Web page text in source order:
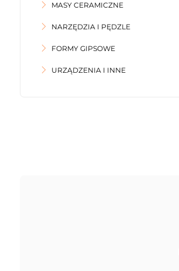
MASY CERAMICZNE
NARZĘDZIA I PĘDZLE
FORMY GIPSOWE
URZĄDZENIA I INNE